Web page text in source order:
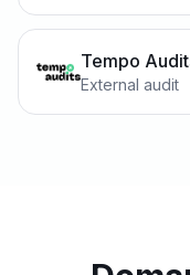
Tempo
External audit